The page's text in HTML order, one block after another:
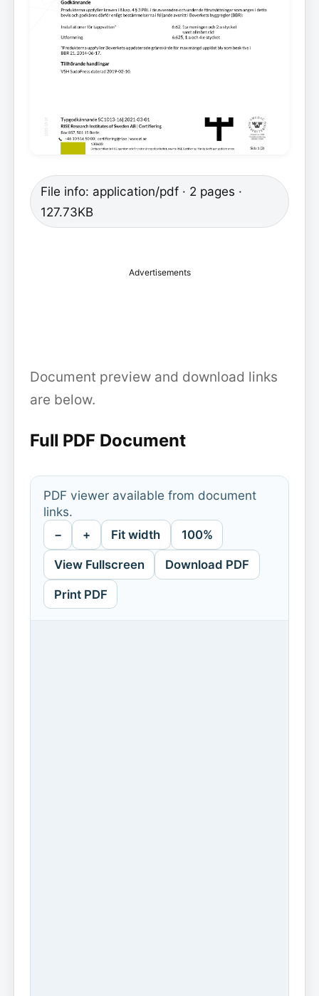
File info: application/pdf · 2 pages ·
127.73KB
Advertisements
Document preview and download links
are below.
Full PDF Document
PDF viewer available from document
links.
− + Fit width 100%
View Fullscreen Download PDF
Print PDF